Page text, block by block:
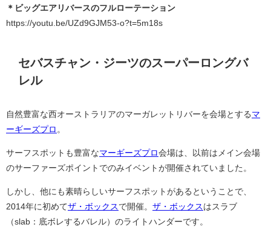
＊ビッグエアリバースのフルローテーション
https://youtu.be/UZd9GJM53-o?t=5m18s
セバスチャン・ジーツのスーパーロングバ
レル
自然豊富な西オーストラリアのマーガレットリバーを会場とする マ
ーギーズプロ 。
サーフスポットも豊富なマーギーズプロ会場は、以前はメイン会場
のサーファーズポイントでのみイベントが開催されていました。
しかし、他にも素晴らしいサーフスポットがあるということで、
2014年に初めてザ・ボックス で開催。 ザ・ボックス はスラブ
（slab：底ボレするバレル）のライトハンダーです。